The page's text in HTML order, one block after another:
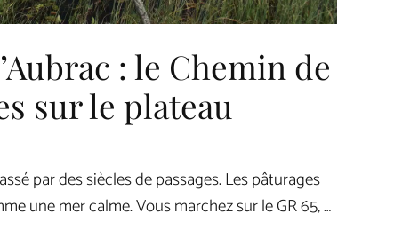
: le Chemin de
sur le plateau
par des siècles de passages. Les pâturages
une mer calme. Vous marchez sur le GR 65, …